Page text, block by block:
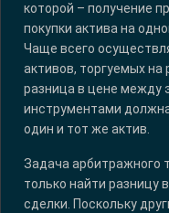
которой – получение
покупки актива на
Чаще всего
активов, торгуемых
разница в цене между
инструментами
один и тот же актив.
Задача арбитражного
только найти разницу
сделки. Поскольку